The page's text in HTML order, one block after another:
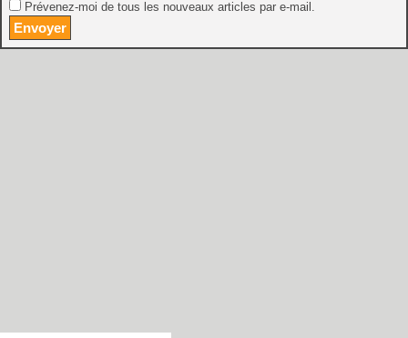
Prévenez-moi de tous les nouveaux articles par e-mail.